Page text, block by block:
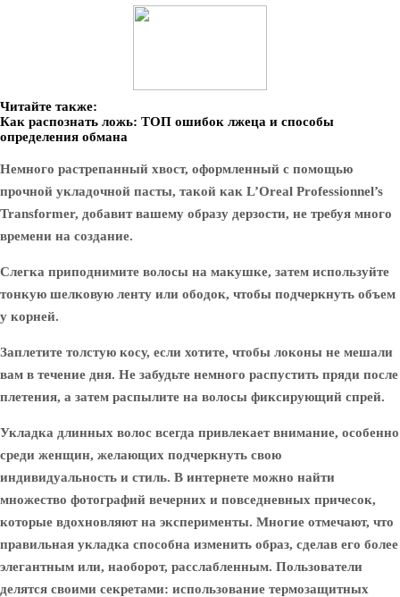
Читайте также:
Как распознать ложь: ТОП ошибок лжеца и способы
определения обмана
Немного растрепанный хвост, оформленный с помощью
прочной укладочной пасты, такой как L’Oreal Professionnel’s
Transformer, добавит вашему образу дерзости, не требуя много
времени на создание.
Слегка приподнимите волосы на макушке, затем используйте
тонкую шелковую ленту или ободок, чтобы подчеркнуть объем
у корней.
Заплетите толстую косу, если хотите, чтобы локоны не мешали
вам в течение дня. Не забудьте немного распустить пряди после
плетения, а затем распылите на волосы фиксирующий спрей.
Укладка длинных волос всегда привлекает внимание, особенно
среди женщин, желающих подчеркнуть свою
индивидуальность и стиль. В интернете можно найти
множество фотографий вечерних и повседневных причесок,
которые вдохновляют на эксперименты. Многие отмечают, что
правильная укладка способна изменить образ, сделав его более
элегантным или, наоборот, расслабленным. Пользователи
делятся своими секретами: использование термозащитных